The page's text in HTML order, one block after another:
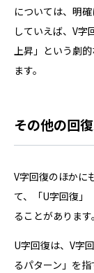
については、明
していえば、V字
上昇」という劇
ます。
その他の回
V字回復のほかに
て、「U字回復」
ることがあります。
U字回復は、V字
るパターン」を